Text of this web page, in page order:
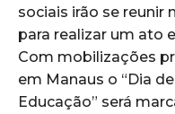
sociais irão se reunir
para realizar um ato
Com mobilizações
em Manaus o “Dia
Educação” será